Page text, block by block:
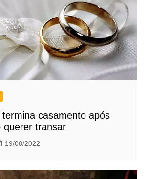
casamento após
querer transar
19/08/2022